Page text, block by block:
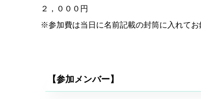
２，０００円
※参加費は当日に名前記載の封筒に入れてお
【参加メンバー】